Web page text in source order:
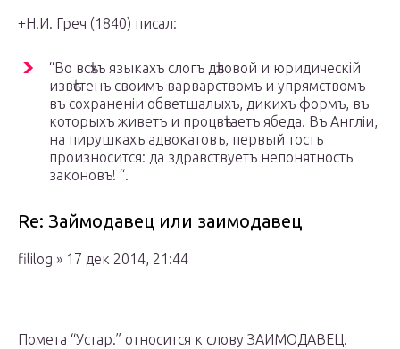
+Н.И. Греч (1840) писал:
“Во всѣхъ языкахъ слогъ дѣловой и юридическій
извѣстенъ своимъ варварствомъ и упрямствомъ
въ сохраненіи обветшалыхъ, дикихъ формъ, въ
которыхъ живетъ и процвѣтаетъ ябеда. Въ Англіи,
на пирушкахъ адвокатовъ, первый тостъ
произносится: да здравствуетъ непонятность
законовъ! “.
Re: Займодавец или заимодавец
fililog » 17 дек 2014, 21:44
Помета “Устар.” относится к слову ЗАИМОДАВЕЦ.